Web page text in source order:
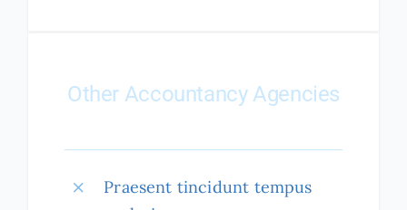
Other Accountancy Agencies
Praesent tincidunt tempus